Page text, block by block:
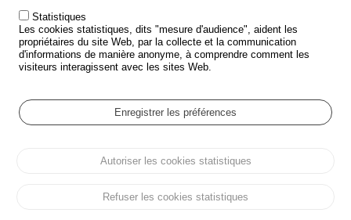
POLITIQUE DE SÉCURITÉ ROUTIÈRE
Outils
AGENDA
GLOSSAIRE
Cookie settings
Protection des données personnelles et Cookies
Statistiques
Les cookies statistiques, dits "mesure d'audience", aident les
propriétaires du site Web, par la collecte et la communication
d'informations de manière anonyme, à comprendre comment les
visiteurs interagissent avec les sites Web.
Enregistrer les préférences
Autoriser les cookies statistiques
Refuser les cookies statistiques